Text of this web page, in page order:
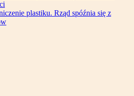
plastiku. Rząd spóźnia się z